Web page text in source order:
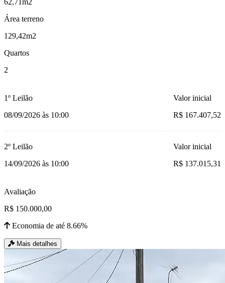
62,71m2
Área terreno
129,42m2
Quartos
2
1º Leilão
08/09/2026 às 10:00
Valor inicial
R$ 167.407,52
2º Leilão
14/09/2026 às 10:00
Valor inicial
R$ 137.015,31
Avaliação
R$ 150.000,00
Economia de até 8.66%
Mais detalhes